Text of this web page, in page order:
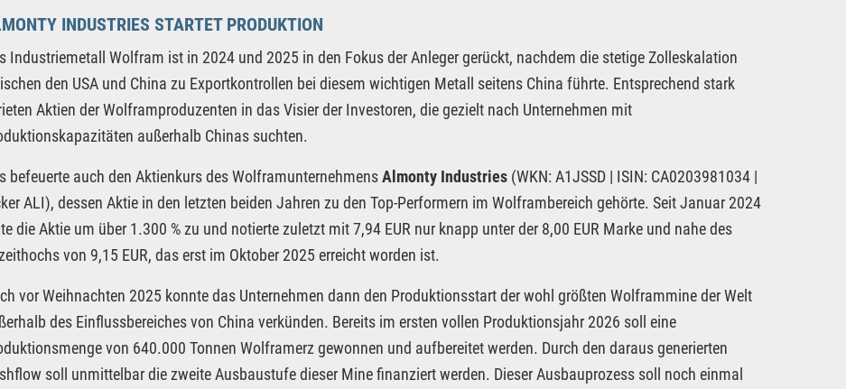
INDUSTRIES STARTET PRODUKTION
Industriemetall Wolfram ist in 2024 und 2025 in den Fokus der Anleger gerückt, nachdem die stetige Zolleskalation
den USA und China zu Exportkontrollen bei diesem wichtigen Metall seitens China führte. Entsprechend stark
Aktien der Wolframproduzenten in das Visier der Investoren, die gezielt nach Unternehmen mit
außerhalb Chinas suchten.
befeuerte auch den Aktienkurs des WolframunternehmensAlmonty Industries (WKN: A1JSSD | ISIN: CA0203981034 |
ALI), dessen Aktie in den letzten beiden Jahren zu den Top-Performern im Wolframbereich gehörte. Seit Januar 2024
die Aktie um über 1.300 % zu und notierte zuletzt mit 7,94 EUR nur knapp unter der 8,00 EUR Marke und nahe des
von 9,15 EUR, das erst im Oktober 2025 erreicht worden ist.
vor Weihnachten 2025 konnte das Unternehmen dann den Produktionsstart der wohl größten Wolframmine der Welt
des Einflussbereiches von China verkünden. Bereits im ersten vollen Produktionsjahr 2026 soll eine
von 640.000 Tonnen Wolframerz gewonnen und aufbereitet werden. Durch den daraus generierten
soll unmittelbar die zweite Ausbaustufe dieser Mine finanziert werden. Dieser Ausbauprozess soll noch einmal